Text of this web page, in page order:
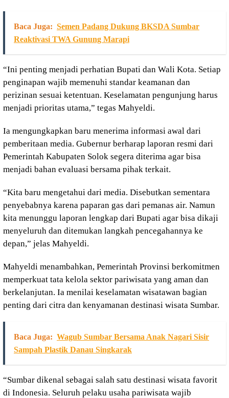
Baca Juga: Semen Padang Dukung BKSDA Sumbar
Reaktivasi TWA Gunung Marapi
“Ini penting menjadi perhatian Bupati dan Wali Kota. Setiap
penginapan wajib memenuhi standar keamanan dan
perizinan sesuai ketentuan. Keselamatan pengunjung harus
menjadi prioritas utama,” tegas Mahyeldi.
Ia mengungkapkan baru menerima informasi awal dari
pemberitaan media. Gubernur berharap laporan resmi dari
Pemerintah Kabupaten Solok segera diterima agar bisa
menjadi bahan evaluasi bersama pihak terkait.
“Kita baru mengetahui dari media. Disebutkan sementara
penyebabnya karena paparan gas dari pemanas air. Namun
kita menunggu laporan lengkap dari Bupati agar bisa dikaji
menyeluruh dan ditemukan langkah pencegahannya ke
depan,” jelas Mahyeldi.
Mahyeldi menambahkan, Pemerintah Provinsi berkomitmen
memperkuat tata kelola sektor pariwisata yang aman dan
berkelanjutan. Ia menilai keselamatan wisatawan bagian
penting dari citra dan kenyamanan destinasi wisata Sumbar.
Baca Juga: Wagub Sumbar Bersama Anak Nagari Sisir
Sampah Plastik Danau Singkarak
“Sumbar dikenal sebagai salah satu destinasi wisata favorit
di Indonesia. Seluruh pelaku usaha pariwisata wajib